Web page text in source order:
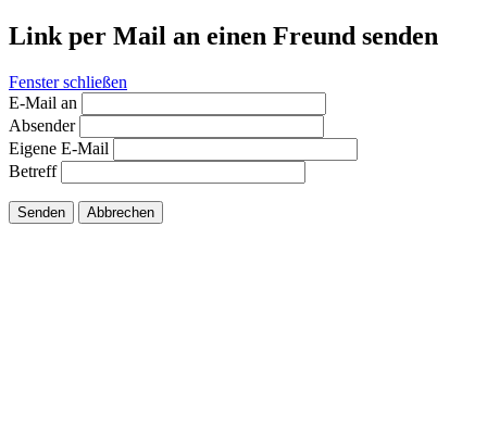
Link per Mail an einen Freund senden
Fenster schließen
E-Mail an
Absender
Eigene E-Mail
Betreff
Senden Abbrechen